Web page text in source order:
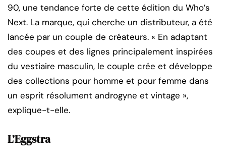
90, une tendance forte de cette édition du Who’s
Next. La marque, qui cherche un distributeur, a été
lancée par un couple de créateurs. « En adaptant
des coupes et des lignes principalement inspirées
du vestiaire masculin, le couple crée et développe
des collections pour homme et pour femme dans
un esprit résolument androgyne et vintage »,
explique-t-elle.
L’Eggstra